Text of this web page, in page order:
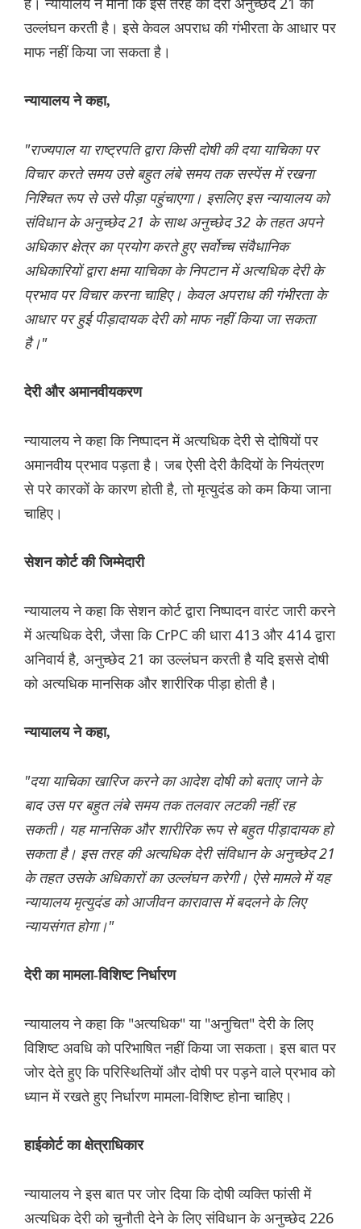
उल्लंघन करती है। इसे केवल अपराध की गंभीरता के आधार पर
माफ नहीं किया जा सकता है।
न्यायालय ने कहा,
"राज्यपाल या राष्ट्रपति द्वारा किसी दोषी की दया याचिका पर
विचार करते समय उसे बहुत लंबे समय तक सस्पेंस में रखना
निश्चित रूप से उसे पीड़ा पहुंचाएगा। इसलिए इस न्यायालय को
संविधान के अनुच्छेद 21 के साथ अनुच्छेद 32 के तहत अपने
अधिकार क्षेत्र का प्रयोग करते हुए सर्वोच्च संवैधानिक
अधिकारियों द्वारा क्षमा याचिका के निपटान में अत्यधिक देरी के
प्रभाव पर विचार करना चाहिए। केवल अपराध की गंभीरता के
आधार पर हुई पीड़ादायक देरी को माफ नहीं किया जा सकता
है।"
देरी और अमानवीयकरण
न्यायालय ने कहा कि निष्पादन में अत्यधिक देरी से दोषियों पर
अमानवीय प्रभाव पड़ता है। जब ऐसी देरी कैदियों के नियंत्रण
से परे कारकों के कारण होती है, तो मृत्युदंड को कम किया जाना
चाहिए।
सेशन कोर्ट की जिम्मेदारी
न्यायालय ने कहा कि सेशन कोर्ट द्वारा निष्पादन वारंट जारी करने
में अत्यधिक देरी, जैसा कि CrPC की धारा 413 और 414 द्वारा
अनिवार्य है, अनुच्छेद 21 का उल्लंघन करती है यदि इससे दोषी
को अत्यधिक मानसिक और शारीरिक पीड़ा होती है।
न्यायालय ने कहा,
"दया याचिका खारिज करने का आदेश दोषी को बताए जाने के
बाद उस पर बहुत लंबे समय तक तलवार लटकी नहीं रह
सकती। यह मानसिक और शारीरिक रूप से बहुत पीड़ादायक हो
सकता है। इस तरह की अत्यधिक देरी संविधान के अनुच्छेद 21
के तहत उसके अधिकारों का उल्लंघन करेगी। ऐसे मामले में यह
न्यायालय मृत्युदंड को आजीवन कारावास में बदलने के लिए
न्यायसंगत होगा।"
देरी का मामला-विशिष्ट निर्धारण
न्यायालय ने कहा कि "अत्यधिक" या "अनुचित" देरी के लिए
विशिष्ट अवधि को परिभाषित नहीं किया जा सकता। इस बात पर
जोर देते हुए कि परिस्थितियों और दोषी पर पड़ने वाले प्रभाव को
ध्यान में रखते हुए निर्धारण मामला-विशिष्ट होना चाहिए।
हाईकोर्ट का क्षेत्राधिकार
न्यायालय ने इस बात पर जोर दिया कि दोषी व्यक्ति फांसी में
अत्यधिक देरी को चुनौती देने के लिए संविधान के अनुच्छेद 226